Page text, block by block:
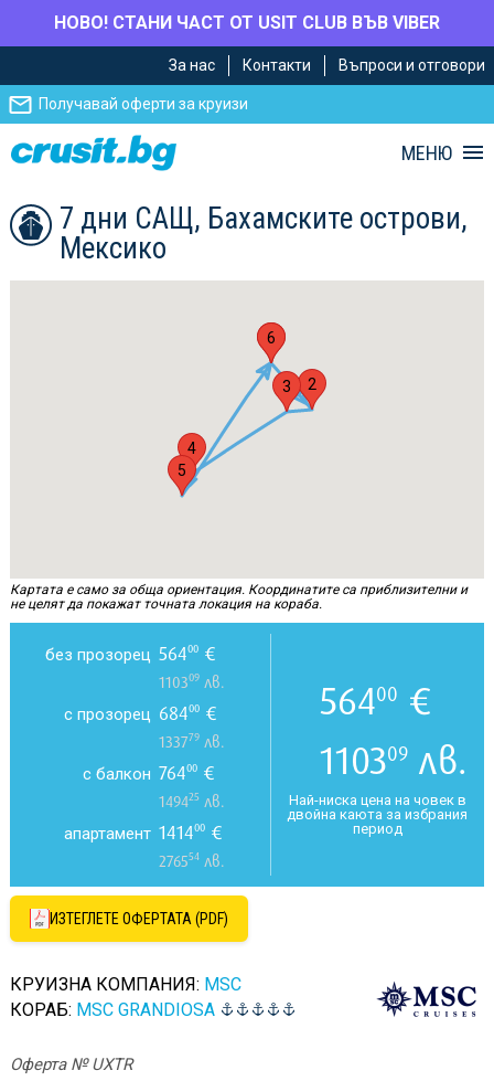
НОВО! СТАНИ ЧАСТ ОТ USIT CLUB ВЪВ VIBER
главното
съдържание
Навигацията
За нас Контакти Въпроси и отговори
Получавай оферти за круизи
МЕНЮ
7 дни САЩ, Бахамските острови,
Мексико
1
2
3
4
5
6
Картата е само за обща ориентация. Координатите са приблизителни и
не целят да покажат точната локация на кораба.
без прозорец 56400€
110309лв.
с прозорец 68400€
133779лв.
с балкон 76400€
149425 лв.
апартамент 141400€
276554лв.
56400 €
110309 лв.
Най-ниска цена на човек в
двойна каюта за избрания
период
ИЗТЕГЛЕТЕ ОФЕРТАТА (PDF)
КРУИЗНА КОМПАНИЯ: MSC
КОРАБ: MSC GRANDIOSA
Оферта № UXTR